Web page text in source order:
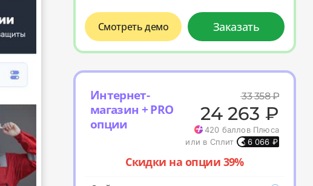
Смотреть демо Заказать
Интернет-
магазин + PRO
опции
33 358₽
24 263 ₽
420 баллов Плюса
или в Сплит
6 066 ₽
Скидки на опции 39%